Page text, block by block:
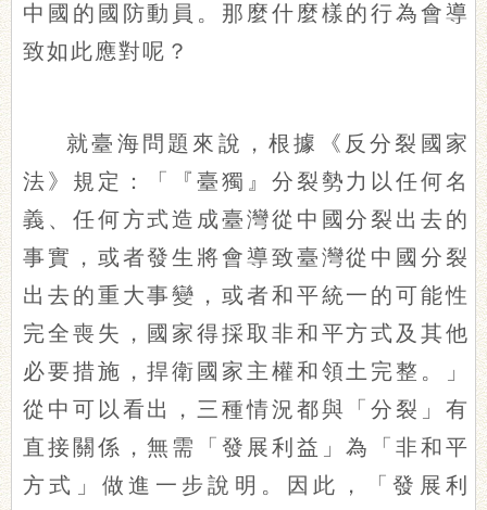
中國的國防動員。那麼什麼樣的行為會導
致如此應對呢？
就臺海問題來說，根據《反分裂國家
法》規定：「『臺獨』分裂勢力以任何名
義、任何方式造成臺灣從中國分裂出去的
事實，或者發生將會導致臺灣從中國分裂
出去的重大事變，或者和平統一的可能性
完全喪失，國家得採取非和平方式及其他
必要措施，捍衛國家主權和領土完整。」
從中可以看出，三種情況都與「分裂」有
直接關係，無需「發展利益」為「非和平
方式」做進一步說明。因此，「發展利